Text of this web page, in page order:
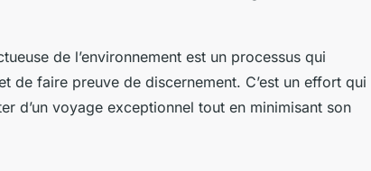
de l’environnement est un processus qui
de faire preuve de discernement. C’est un effort qui
d’un voyage exceptionnel tout en minimisant son